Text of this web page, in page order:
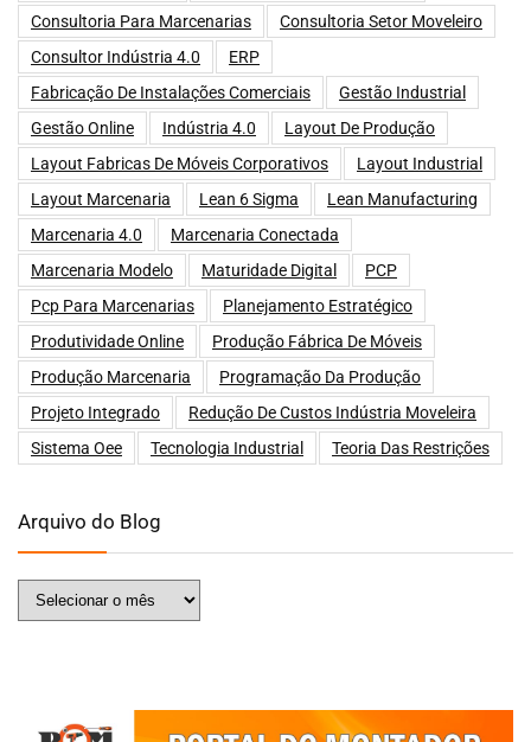
Consultoria Para Marcenarias
Consultoria Setor Moveleiro
Consultor Indústria 4.0
ERP
Fabricação De Instalações Comerciais
Gestão Industrial
Gestão Online
Indústria 4.0
Layout De Produção
Layout Fabricas De Móveis Corporativos
Layout Industrial
Layout Marcenaria
Lean 6 Sigma
Lean Manufacturing
Marcenaria 4.0
Marcenaria Conectada
Marcenaria Modelo
Maturidade Digital
PCP
Pcp Para Marcenarias
Planejamento Estratégico
Produtividade Online
Produção Fábrica De Móveis
Produção Marcenaria
Programação Da Produção
Projeto Integrado
Redução De Custos Indústria Moveleira
Sistema Oee
Tecnologia Industrial Teoria Das Restrições
Arquivo do Blog